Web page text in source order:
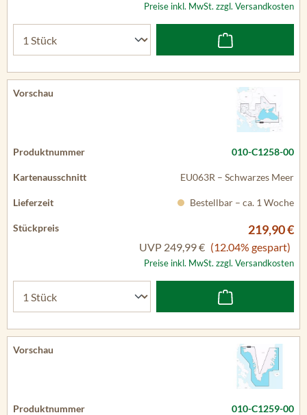
Preise inkl. MwSt. zzgl. Versandkosten
010-C1258-00
EU063R – Schwarzes Meer
Bestellbar – ca. 1 Woche
219,90 €
UVP 249,99 € (12.04% gespart)
Preise inkl. MwSt. zzgl. Versandkosten
010-C1259-00